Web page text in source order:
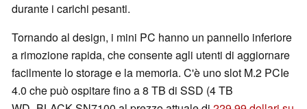
durante i carichi pesanti.
Tornando al design, i mini PC hanno un pannello inferiore
a rimozione rapida, che consente agli utenti di aggiornare
facilmente lo storage e la memoria. C'è uno slot M.2 PCIe
4.0 che può ospitare fino a 8 TB di SSD (4 TB